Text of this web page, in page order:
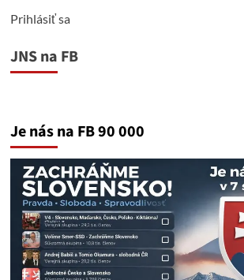
Prihlásiť sa
JNS na FB
Je nás na FB 90 000